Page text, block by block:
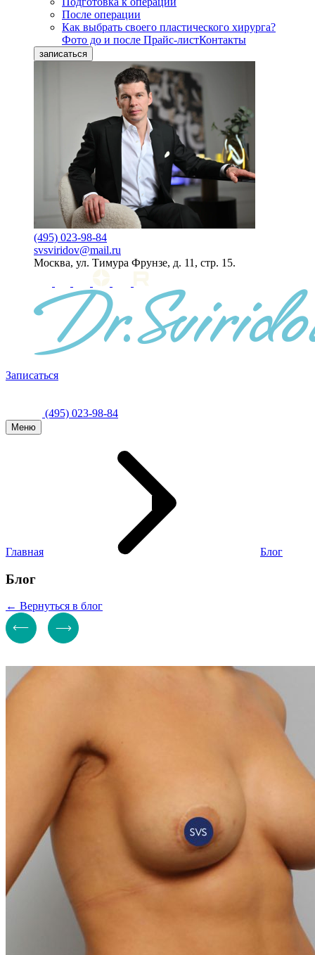
После операции
Как выбрать своего пластического хирурга?
Фото до и после Прайс-листКонтакты
записаться
(495) 023-98-84
svsviridov@mail.ru
Москва, ул. Тимура Фрунзе, д. 11, стр. 15.
Записаться
(495) 023-98-84
Меню
Главная Блог
Блог
← Вернуться в блог